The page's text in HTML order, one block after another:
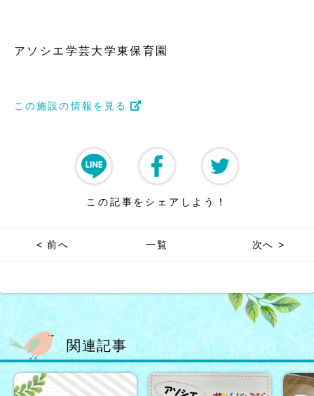
アソシエ学芸大学東保育園
この施設の情報を見る
この記事をシェアしよう！
< 前へ 一覧 次へ >
関連記事